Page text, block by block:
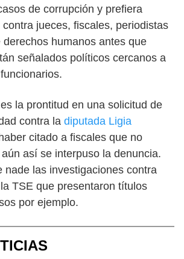
de corrupción y prefiera
jueces, fiscales, periodistas
humanos antes que
señalados políticos cercanos a
la prontitud en una solicitud de
contra la diputada Ligia
citado a fiscales que no
así se interpuso la denuncia.
nade las investigaciones contra
TSE que presentaron títulos
por ejemplo.